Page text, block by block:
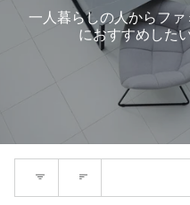
一人暮らしの人からフ
におすすめした